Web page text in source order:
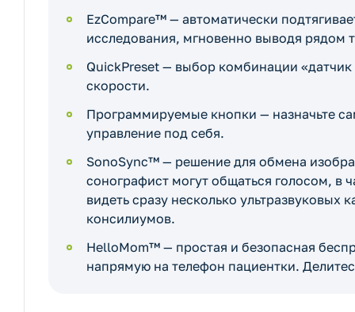
EzCompare™ — автоматически
исследования, мгновенно выводя рядом
QuickPreset — выбор комбинации
скорости.
Программируемые кнопки — назначьте
управление под себя.
SonoSync™ — решение для обмена
сонографист могут общаться голосом, в
видеть сразу несколько
консилиумов.
HelloMom™ — простая и безопасная
напрямую на телефон пациентки.